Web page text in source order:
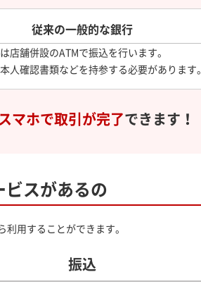
従来の一般的な銀行
店舗併設のATMで振込を行います。
人確認書類などを持参する必要があります。
マホで取引が完了できます！
ビスがあるの
用することができます。
振込